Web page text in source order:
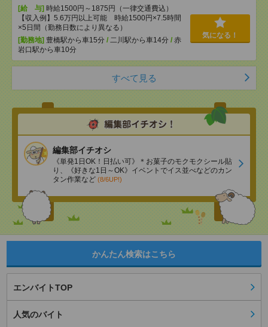
[給 与] 時給1500円～1875円（一律交通費込）
【収入例】5.6万円以上可能 時給1500円×7.5時間
×5日間（勤務日数により異なる）
[勤務地] 豊橋駅から車15分 / 二川駅から車14分 / 赤
岩口駅から車10分
気になる！
すべて見る
編集部イチオシ
《単発1日OK！日払い可》＊お菓子のモクモクシール貼
り、《好きな1日～OK》イベントでイス並べなどのカン
タン作業など (8/6UP!)
かんたん検索はこちら
エンバイトTOP
人気のバイト